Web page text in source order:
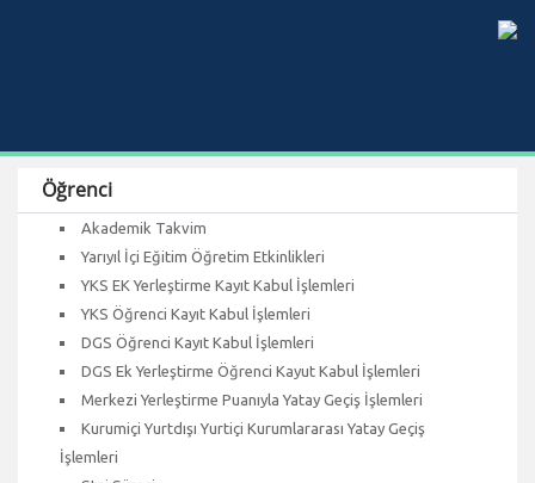
Öğrenci
Akademik Takvim
Yarıyıl İçi Eğitim Öğretim Etkinlikleri
YKS EK Yerleştirme Kayıt Kabul İşlemleri
YKS Öğrenci Kayıt Kabul İşlemleri
DGS Öğrenci Kayıt Kabul İşlemleri
DGS Ek Yerleştirme Öğrenci Kayut Kabul İşlemleri
Merkezi Yerleştirme Puanıyla Yatay Geçiş İşlemleri
Kurumiçi Yurtdışı Yurtiçi Kurumlararası Yatay Geçiş
İşlemleri